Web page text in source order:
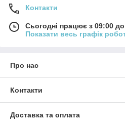
Контакти
Сьогодні працює з 09:00
Показати весь графік
Про нас
Контакти
Доставка та оплата